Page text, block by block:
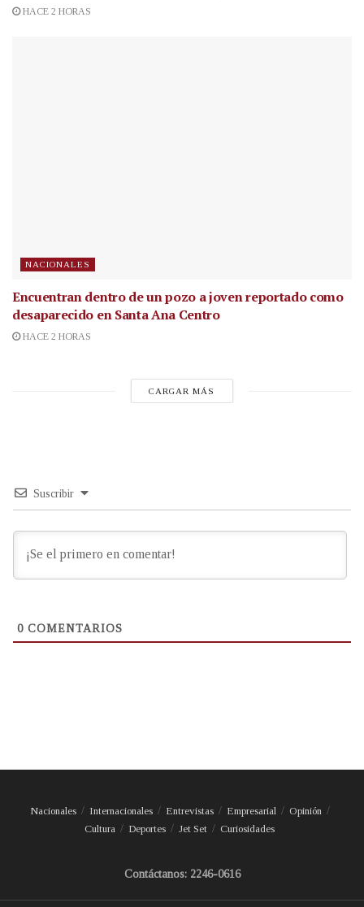
HACE 2 HORAS
NACIONALES
Encuentran dentro de un pozo a joven reportado como
desaparecido en Santa Ana Centro
HACE 2 HORAS
CARGAR MÁS
Suscribir
0 COMENTARIOS
Nacionales Internacionales Entrevistas Empresarial
Opinión
Cultura
Deportes Jet Set Curiosidades
Contáctanos: 2246-0616